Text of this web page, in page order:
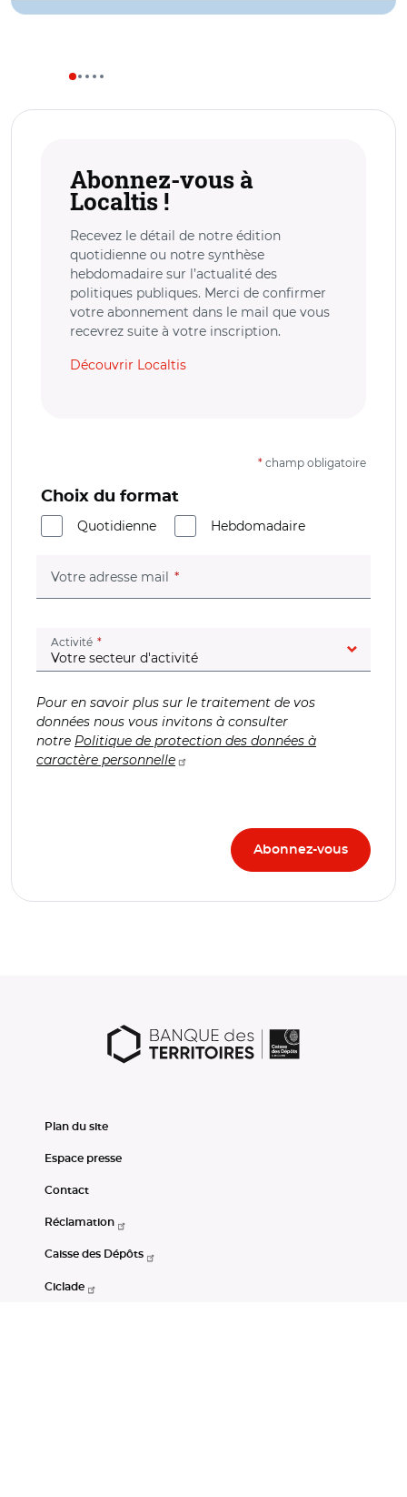
Abonnez-vous à
Localtis !
Recevez le détail de notre édition
quotidienne ou notre synthèse
hebdomadaire sur l’actualité des
politiques publiques. Merci de confirmer
votre abonnement dans le mail que vous
recevrez suite à votre inscription.
Découvrir Localtis
* champ obligatoire
Choix du format
Quotidienne
Hebdomadaire
Votre adresse mail (champ obligatoire)
Activité (champ obligatoire)
Pour en savoir plus sur le traitement de vos
données nous vous invitons à consulter
notre Politique de protection des données à
caractère personnelle
Plan du site
Espace presse
Contact
Réclamation
Caisse des Dépôts
Ciclade